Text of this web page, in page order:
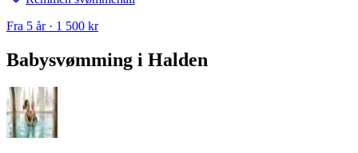
Fra 5 år · 1 500 kr
Babysvømming i Halden